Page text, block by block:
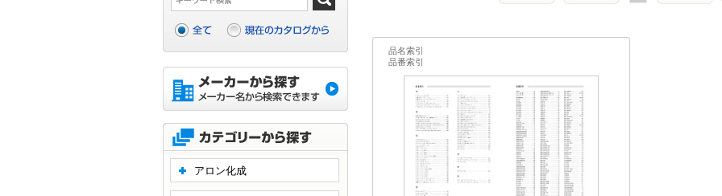
品名索引
品番索引
アロン化成